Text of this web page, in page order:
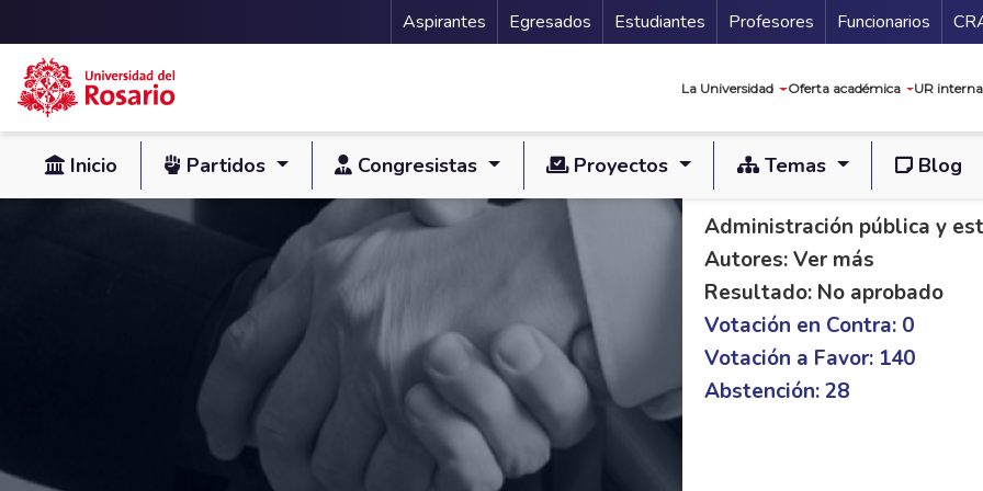
Pasar al contenido principal
Menu Secundario
Aspirantes Egresados Estudiantes Profesores Funcionarios
La Universidad Oferta académica UR
Inicio Partidos Congresistas Proyectos Temas Blog
PLO C 327/20 S
Administración pública y
Autores: Ver más
Resultado: No aprobado
Votación en Contra: 0
Votación a Favor: 140
Abstención: 28